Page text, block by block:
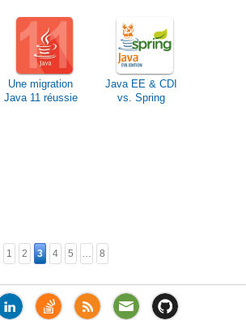
Une migration
Java 11 réussie
Java EE & CDI
vs. Spring
1 2 3 4 5 … 8